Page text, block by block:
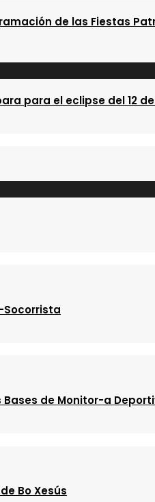
de las Fiestas
para el eclipse del 12
Socorrista
Bases de Monitor-a
Bo Xesús